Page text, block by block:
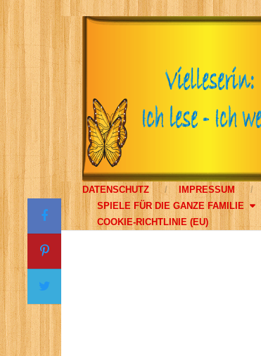
DATENSCHUTZ IMPRESSUM
SPIELE FÜR DIE GANZE FAMILIE
COOKIE-RICHTLINIE (EU)